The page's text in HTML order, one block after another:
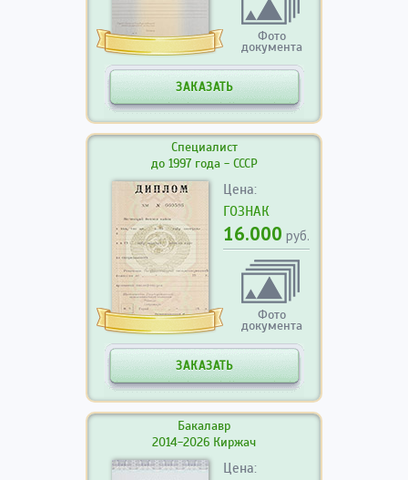
Фото
документа
ЗАКАЗАТЬ
Специалист
до 1997 года - СССР
Цена:
ГОЗНАК
16.000 руб.
Фото
документа
ЗАКАЗАТЬ
Бакалавр
2014-2026 Киржач
Цена: